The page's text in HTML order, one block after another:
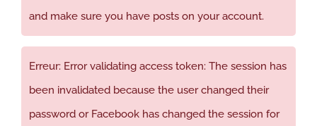
and make sure you have posts on your account.
Erreur: Error validating access token: The session has
been invalidated because the user changed their
password or Facebook has changed the session for